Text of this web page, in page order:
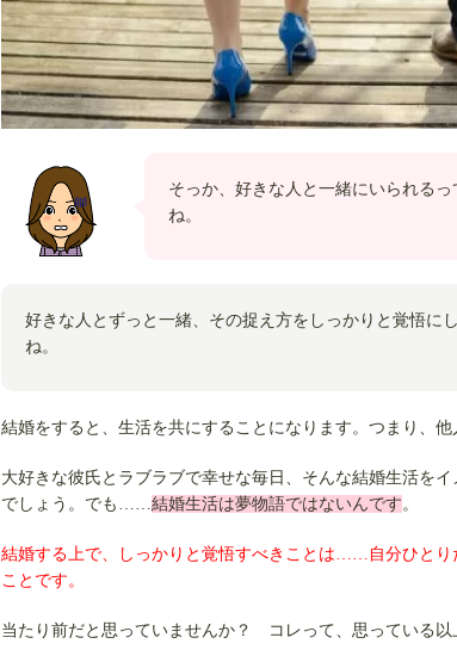
そっか、好きな人と一緒にいられる
ね。
好きな人とずっと一緒、その捉え方をしっかりと覚悟に
ね。
結婚をすると、生活を共にすることになります。つまり、他
大好きな彼氏とラブラブで幸せな毎日、そんな結婚生活を
でしょう。でも……結婚生活は夢物語ではないんです。
結婚する上で、しっかりと覚悟すべきことは……自分ひとり
ことです。
当たり前だと思っていませんか？ コレって、思っている以